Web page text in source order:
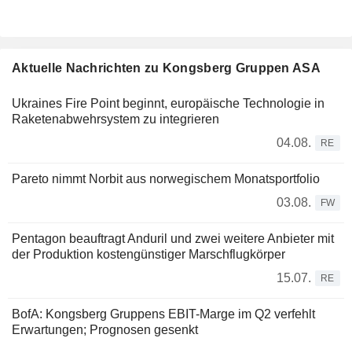
Aktuelle Nachrichten zu Kongsberg Gruppen ASA
Ukraines Fire Point beginnt, europäische Technologie in
Raketenabwehrsystem zu integrieren
04.08.
RE
Pareto nimmt Norbit aus norwegischem Monatsportfolio
03.08.
FW
Pentagon beauftragt Anduril und zwei weitere Anbieter mit
der Produktion kostengünstiger Marschflugkörper
15.07.
RE
BofA: Kongsberg Gruppens EBIT-Marge im Q2 verfehlt
Erwartungen; Prognosen gesenkt